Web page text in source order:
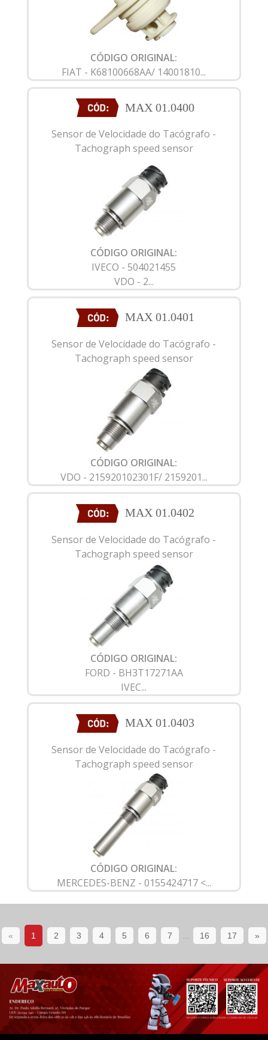
CÓDIGO ORIGINAL:
FIAT - K68100668AA/ 14001810...
MAX 01.0400
Sensor de Velocidade do Tacógrafo -
Tachograph speed sensor
CÓDIGO ORIGINAL:
IVECO - 504021455
VDO - 2...
MAX 01.0401
Sensor de Velocidade do Tacógrafo -
Tachograph speed sensor
CÓDIGO ORIGINAL:
VDO - 215920102301F/ 2159201...
MAX 01.0402
Sensor de Velocidade do Tacógrafo -
Tachograph speed sensor
CÓDIGO ORIGINAL:
FORD - BH3T17271AA
IVEC...
MAX 01.0403
Sensor de Velocidade do Tacógrafo -
Tachograph speed sensor
CÓDIGO ORIGINAL:
MERCEDES-BENZ - 0155424717 <...
« 1 2 3 4 5 6 7 16 17 »